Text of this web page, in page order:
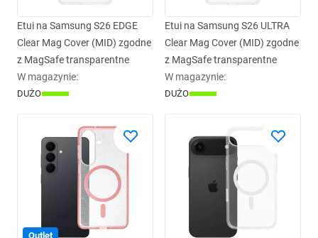
Etui na Samsung S26 EDGE
Clear Mag Cover (MID) zgodne
z MagSafe transparentne
W magazynie:
DUŻO
Etui na Samsung S26 ULTRA
Clear Mag Cover (MID) zgodne
z MagSafe transparentne
W magazynie:
DUŻO
Outlet